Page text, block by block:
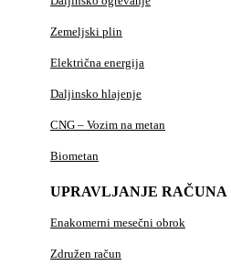
Zemeljski plin
Električna energija
Daljinsko hlajenje
CNG – Vozim na metan
Biometan
UPRAVLJANJE RAČUNA
Enakomerni mesečni obrok
Združen račun